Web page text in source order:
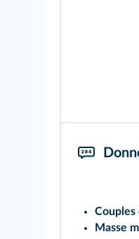
Couples
Masse